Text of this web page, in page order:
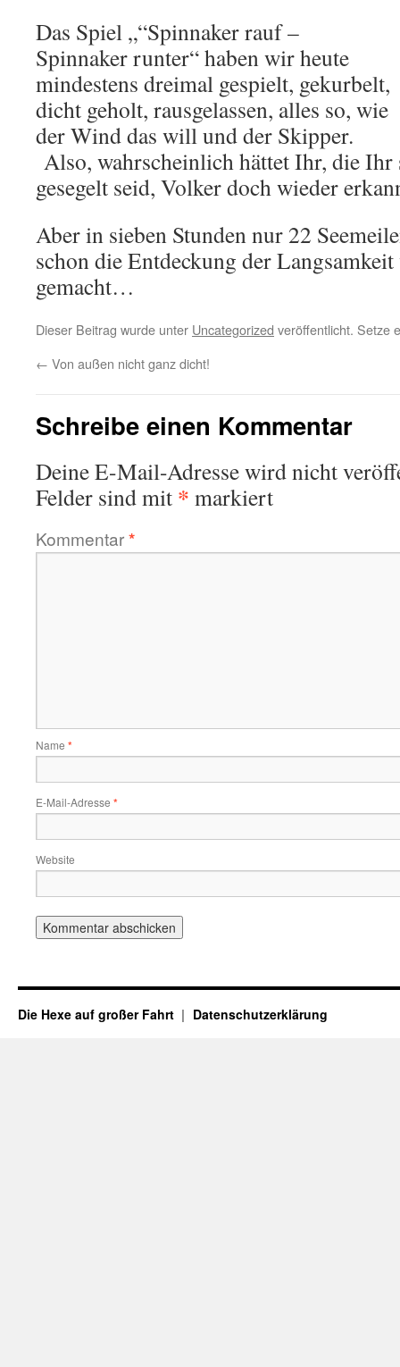
Das Spiel „“Spinnaker rauf –
Spinnaker runter“ haben wir heute
mindestens dreimal gespielt, gekurbelt,
dicht geholt, rausgelassen, alles so, wie
der Wind das will und der Skipper.
Also, wahrscheinlich hättet Ihr, die
gesegelt seid, Volker doch wieder
Aber in sieben Stunden nur 22
schon die Entdeckung der
gemacht…
Dieser Beitrag wurde unter Uncategorized veröffentlicht. Setze
← Von außen nicht ganz dicht!
Schreibe einen Kommentar
Deine E-Mail-Adresse wird nicht
Felder sind mit * markiert
Kommentar*
Name *
E-Mail-Adresse *
Website
Die Hexe auf großer Fahrt Datenschutzerklärung